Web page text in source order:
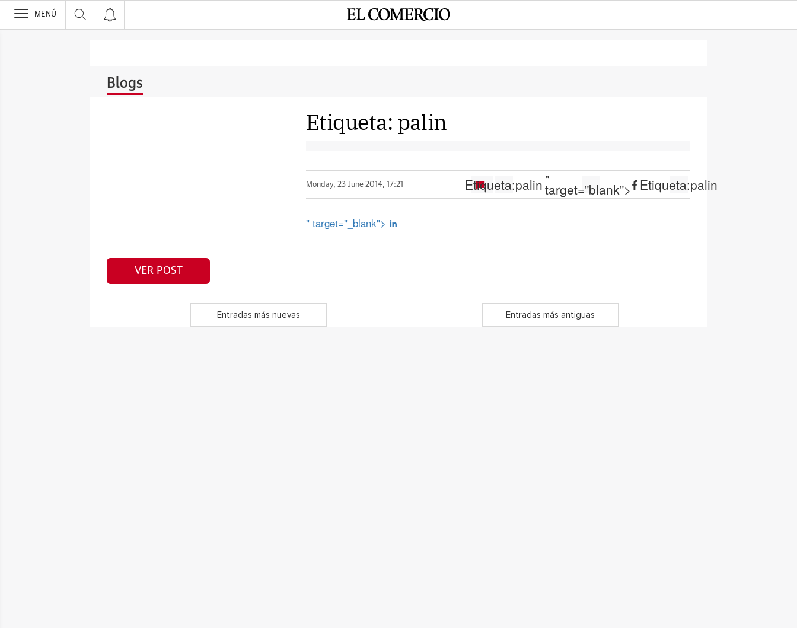
>
MENÚ
Blogs
Etiqueta: palin
Monday, 23 June 2014, 17:21 Etiqueta:palin "
target="blank"> Etiqueta:palin
" target="_blank">
VER POST
Entradas más nuevas Entradas más antiguas